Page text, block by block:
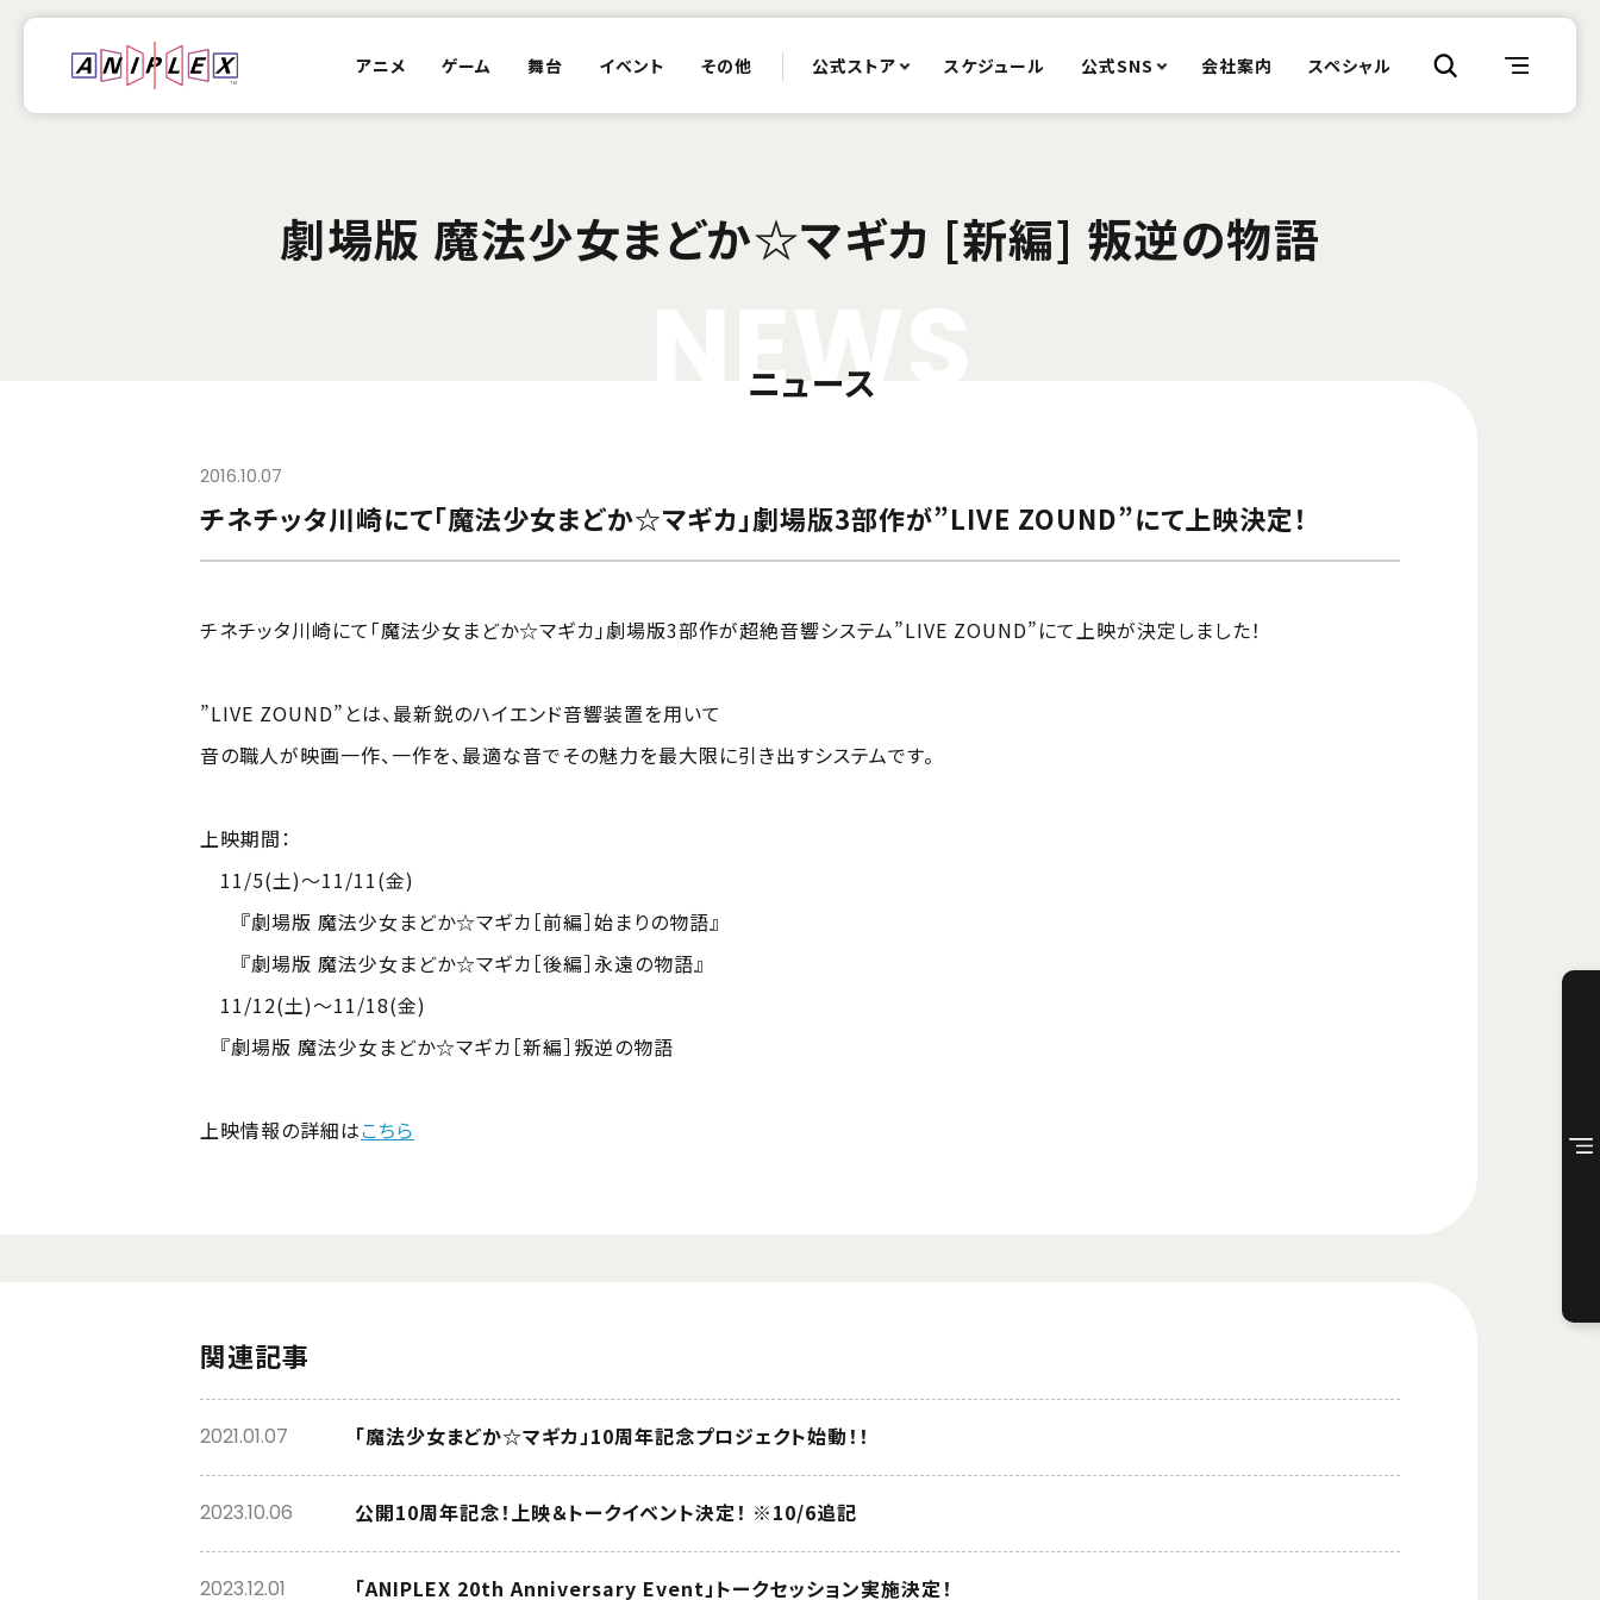
アニメ ゲーム 舞台 イベント その他 公式ストア スケジュール 公式SNS 会社案内 スペシャル
劇場版 魔法少女まどか☆マギカ [新編] 叛逆の物語
EW
ニュース
2016.10.07
チネチッタ川崎にて「魔法少女まどか☆マギカ」劇場版3部作が”LIVE ZOUND”にて上映決定！
チネチッタ川崎にて「魔法少女まどか☆マギカ」劇場版3部作が超絶音響システム”LIVE ZOUND”にて上映が決定しました！
”LIVE ZOUND”とは、最新鋭のハイエンド音響装置を用いて
音の職人が映画一作、一作を、最適な音でその魅力を最大限に引き出すシステムです。
上映期間：
11/5(土)～11/11(金)
『劇場版 魔法少女まどか☆マギカ［前編］始まりの物語』
『劇場版 魔法少女まどか☆マギカ［後編］永遠の物語』
11/12(土)～11/18(金)
『劇場版 魔法少女まどか☆マギカ［新編］叛逆の物語
上映情報の詳細はこちら
関連記事
「魔法少女まどか☆マギカ」10周年記念プロジェクト始動！！
2021.01.07
公開10周年記念！上映＆トークイベント決定！ ※10/6追記
2023.10.06
「ANIPLEX 20th Anniversary Event」トークセッション実施決定！
2023.12.01